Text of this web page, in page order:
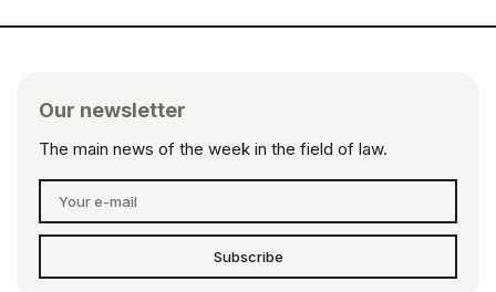
Our newsletter
The main news of the week in the field of law.
Subscribe